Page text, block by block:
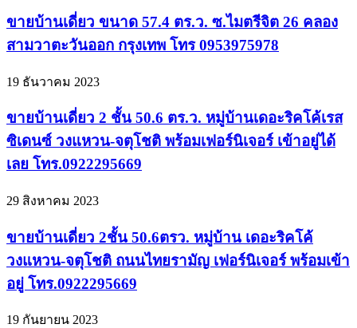
ขายบ้านเดี่ยว ขนาด 57.4 ตร.ว. ซ.ไมตรีจิต 26 คลอง
สามวาตะวันออก กรุงเทพ โทร 0953975978
19 ธันวาคม 2023
ขายบ้านเดี่ยว 2 ชั้น 50.6 ตร.ว. หมู่บ้านเดอะริคโค้เรส
ซิเดนซ์ วงแหวน-จตุโชติ พร้อมเฟอร์นิเจอร์ เข้าอยู่ได้
เลย โทร.0922295669
29 สิงหาคม 2023
ขายบ้านเดี่ยว 2ชั้น 50.6ตรว. หมู่บ้าน เดอะริคโค้
วงแหวน-จตุโชติ ถนนไทยรามัญ เฟอร์นิเจอร์ พร้อมเข้า
อยู่ โทร.0922295669
19 กันยายน 2023